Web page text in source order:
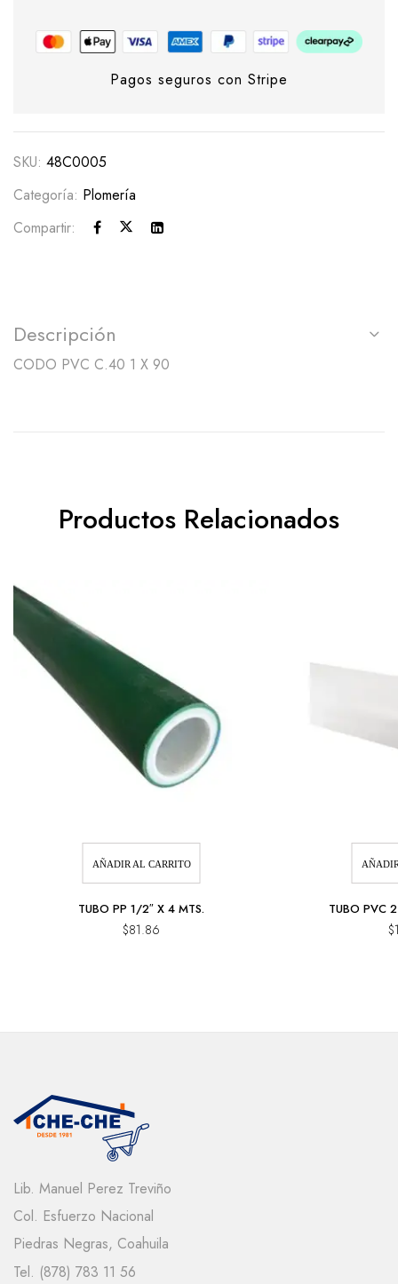
Pagos seguros con Stripe
SKU: 48C0005
Categoría: Plomería
Compartir:
Descripción
CODO PVC C.40 1 X 90
Productos Relacionados
AÑADIR AL CARRITO
TUBO PP 1/2″ X 4 MTS.
$81.86
TUBO PVC
$
Lib. Manuel Perez Treviño
Col. Esfuerzo Nacional
Piedras Negras, Coahuila
Tel. (878) 783 11 56